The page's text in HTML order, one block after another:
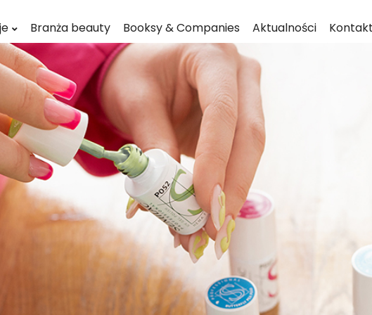
Branża beauty Booksy & Companies Aktualności